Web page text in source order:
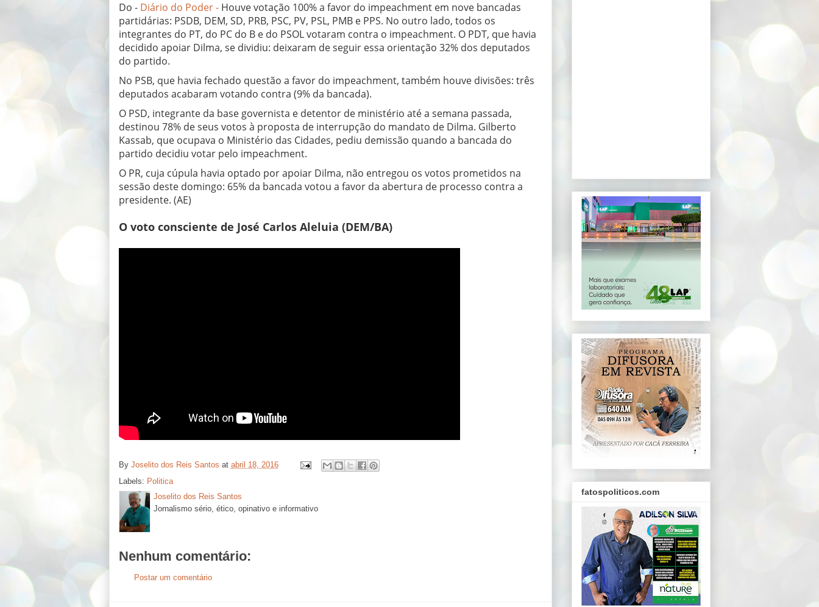
Do - Diário do Poder -Houve votação 100% a favor do impeachment em nove bancadas
partidárias: PSDB, DEM, SD, PRB, PSC, PV, PSL, PMB e PPS. No outro lado, todos os
integrantes do PT, do PC do B e do PSOL votaram contra o impeachment. O PDT, que havia
decidido apoiar Dilma, se dividiu: deixaram de seguir essa orientação 32% dos deputados
do partido.
No PSB, que havia fechado questão a favor do impeachment, também houve divisões: três
deputados acabaram votando contra (9% da bancada).
O PSD, integrante da base governista e detentor de ministério até a semana passada,
destinou 78% de seus votos à proposta de interrupção do mandato de Dilma. Gilberto
Kassab, que ocupava o Ministério das Cidades, pediu demissão quando a bancada do
partido decidiu votar pelo impeachment.
O PR, cuja cúpula havia optado por apoiar Dilma, não entregou os votos prometidos na
sessão deste domingo: 65% da bancada votou a favor da abertura de processo contra a
presidente. (AE)
O voto consciente de José Carlos Aleluia (DEM/BA)
By Joselito dos Reis Santos at abril 18, 2016
Labels: Politica
Joselito dos Reis Santos
Jornalismo sério, ético, opinativo e informativo
Nenhum comentário:
Postar um comentário
fatospoliticos.com